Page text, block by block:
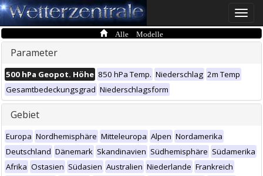
Toggle
Alle Modelle
Parameter
500 hPa Geopot. Höhe 850 hPa Temp. Niederschlag 2m Temp
Gesamtbedeckungsgrad Niederschlagsform
Gebiet
Europa Nordhemisphäre Mitteleuropa Alpen Nordamerika
Deutschland Dänemark Skandinavien Südhemisphäre Südamerika
Afrika Ostasien Südasien Australien Niederlande Frankreich